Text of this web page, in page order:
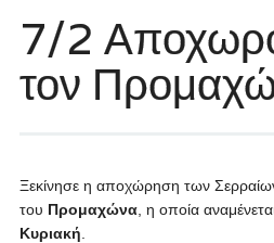
7/2
τον
Ξεκίνησε η αποχώρηση των
του Προμαχώνα, η οποία
Κυριακή